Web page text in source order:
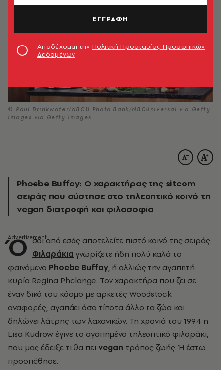
© Paul Drinkwater/NBCU Photo Bank/NBCUniversal via Getty
Images via Getty Images
Phoebe Buffay: Ο χαρακτήρας της sitcom
σειράς που σύστησε στο τηλεοπτικό κοινό τη
vegan διατροφή και φιλοσοφία
Ό σοι από εσάς αποτελείτε πιστό κοινό της σειράς
Φιλαράκια γνωρίζετε ήδη πολύ καλά το
φαινόμενο Phoebe Buffay, ή αλλιώς την αγαπητή
κυρία Regina Phalange. Τον χαρακτήρα που ζει σε
έναν δικό του κόσμο με αρκετές Woodstock
αναφορές, αγαπάει όσο τίποτα άλλο τα ζώα και
δηλώνει λάτρης των λαχανικών. Τη χρονιά του 1994 η
Lisa Kudrow έγινε το αγαπημένο τηλεοπτικό φιλαράκι,
που μας έδειξε τι θα πει vegan τρόπος ζωής. Ή έστω
προσπάθησε.
ΕΓΓΡΑΦΗ
Αποδέχομαι την Πολιτική Προστασίας Προσωπικών
Δεδομένων